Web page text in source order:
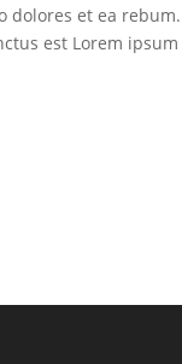
dolores et ea
est Lorem